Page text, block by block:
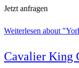
Jetzt anfragen
Weiterlesen about
Cavalier King